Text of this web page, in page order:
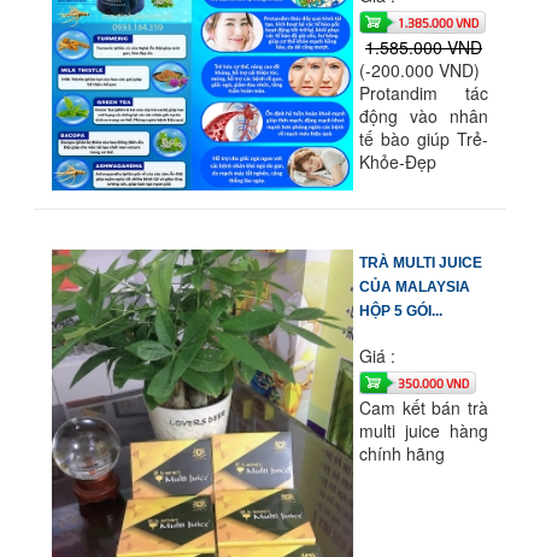
1.385.000 VND
1.585.000 VND
(-200.000 VND)
Protandim tác
động vào nhân
tế bào giúp Trẻ-
Khỏe-Đẹp
TRÀ MULTI JUICE
CỦA MALAYSIA
HỘP 5 GÓI...
Giá :
350.000 VND
Cam kết bán trà
multi juice hàng
chính hãng